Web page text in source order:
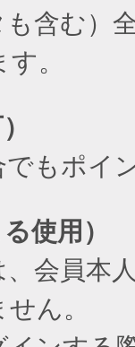
含む）
。
もポイ
使用）
会員本
ん。